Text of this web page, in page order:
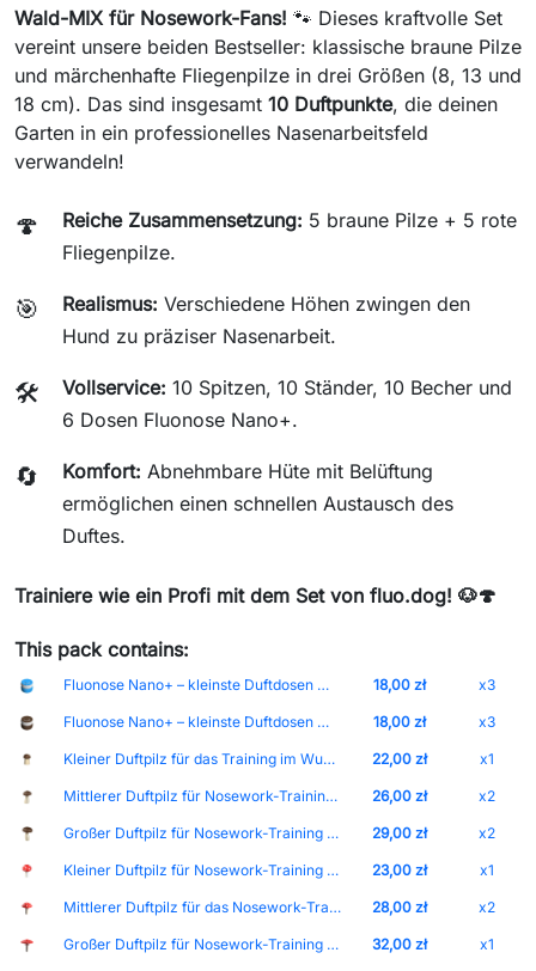
Wald-MIX für Nosework-Fans! 🐾 Dieses kraftvolle Set
vereint unsere beiden Bestseller: klassische braune Pilze
und märchenhafte Fliegenpilze in drei Größen (8, 13 und
18 cm). Das sind insgesamt 10 Duftpunkte, die deinen
Garten in ein professionelles Nasenarbeitsfeld
verwandeln!
🍄 Reiche Zusammensetzung: 5 braune Pilze + 5 rote
Fliegenpilze.
🎯 Realismus: Verschiedene Höhen zwingen den
Hund zu präziser Nasenarbeit.
🛠️ Vollservice: 10 Spitzen, 10 Ständer, 10 Becher und
6 Dosen Fluonose Nano+.
🔄 Komfort: Abnehmbare Hüte mit Belüftung
ermöglichen einen schnellen Austausch des
Duftes.
Trainiere wie ein Profi mit dem Set von fluo.dog! 🐶🍄
This pack contains:
Fluonose Nano+ – kleinste Duftdosen mit integriertem Magnet und einstellbarer Duftintensität Deckel-Weiß Dose-Blau 18,00 zł x3
Fluonose Nano+ – kleinste Duftdosen mit integriertem Magnet und einstellbarer Duftintensität Deckel-Weiß Dose-Braun 18,00 zł x3
Kleiner Duftpilz für das Training im Wuchs - Größe S 22,00 zł x1
Mittlerer Duftpilz für Nosework-Training - Größe M 26,00 zł x2
Großer Duftpilz für Nosework-Training - Größe L 29,00 zł x2
Kleiner Duftpilz für Nosework-Training - Größe S 23,00 zł x1
Mittlerer Duftpilz für das Nosework-Training - Größe M 28,00 zł x2
Großer Duftpilz für Nosework-Training - Größe L 32,00 zł x1